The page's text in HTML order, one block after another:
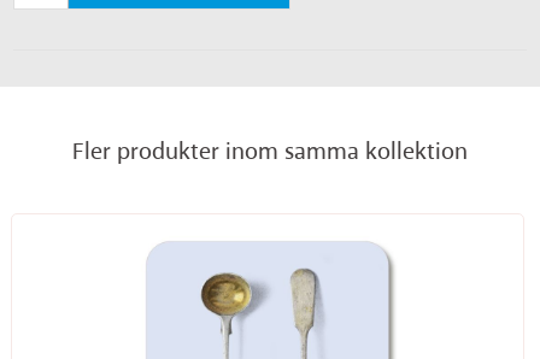
Fler produkter inom samma kollektion